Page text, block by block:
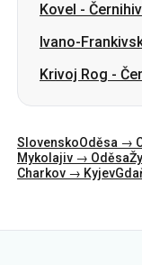
Kovel - Černihiv
Ivano-
Krivoj Rog -
SlovenskoOděsa →
Mykolajiv → Oděsa
Charkov → Kyjev